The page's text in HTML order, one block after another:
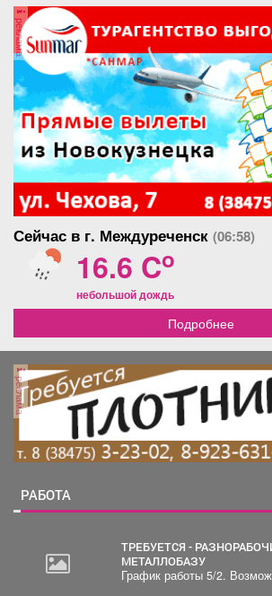
Афиша Обучение
Товары Поздравления
ТВ программа Я - пенсионер
реклама
Сейчас в г. Междуреченск (06:58)
16.6 Co
небольшой дождь
Подробнее
реклама
РАБОТА
ТРЕБУЕТСЯ - РАЗНОРАБОЧИЕ НА
МЕТАЛЛОБАЗУ
График работы 5/2.